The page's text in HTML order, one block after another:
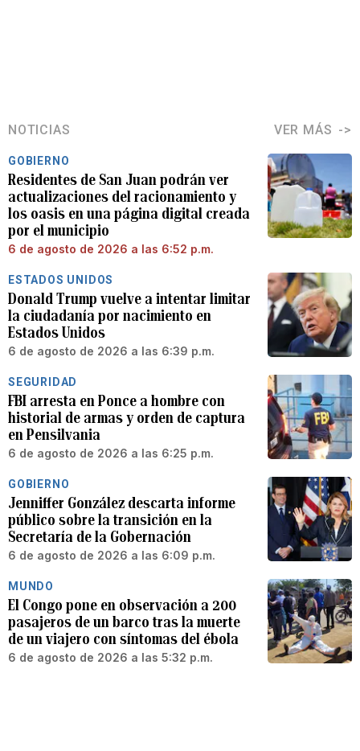
NOTICIAS VER MÁS
GOBIERNO
Residentes de San Juan podrán ver
actualizaciones del racionamiento y
los oasis en una página digital creada
por el municipio
6 de agosto de 2026 a las 6:52 p.m.
ESTADOS UNIDOS
Donald Trump vuelve a intentar limitar
la ciudadanía por nacimiento en
Estados Unidos
6 de agosto de 2026 a las 6:39 p.m.
SEGURIDAD
FBI arresta en Ponce a hombre con
historial de armas y orden de captura
en Pensilvania
6 de agosto de 2026 a las 6:25 p.m.
GOBIERNO
Jenniffer González descarta informe
público sobre la transición en la
Secretaría de la Gobernación
6 de agosto de 2026 a las 6:09 p.m.
MUNDO
El Congo pone en observación a 200
pasajeros de un barco tras la muerte
de un viajero con síntomas del ébola
6 de agosto de 2026 a las 5:32 p.m.